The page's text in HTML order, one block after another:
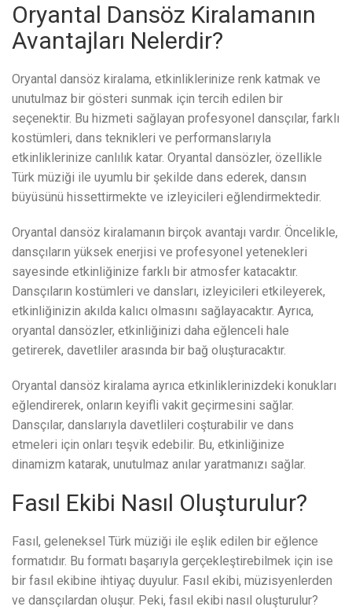
Oryantal Dansöz Kiralamanın
Avantajları Nelerdir?
Oryantal dansöz kiralama, etkinliklerinize renk katmak ve
unutulmaz bir gösteri sunmak için tercih edilen bir
seçenektir. Bu hizmeti sağlayan profesyonel dansçılar, farklı
kostümleri, dans teknikleri ve performanslarıyla
etkinliklerinize canlılık katar. Oryantal dansözler, özellikle
Türk müziği ile uyumlu bir şekilde dans ederek, dansın
büyüsünü hissettirmekte ve izleyicileri eğlendirmektedir.
Oryantal dansöz kiralamanın birçok avantajı vardır. Öncelikle,
dansçıların yüksek enerjisi ve profesyonel yetenekleri
sayesinde etkinliğinize farklı bir atmosfer katacaktır.
Dansçıların kostümleri ve dansları, izleyicileri etkileyerek,
etkinliğinizin akılda kalıcı olmasını sağlayacaktır. Ayrıca,
oryantal dansözler, etkinliğinizi daha eğlenceli hale
getirerek, davetliler arasında bir bağ oluşturacaktır.
Oryantal dansöz kiralama ayrıca etkinliklerinizdeki konukları
eğlendirerek, onların keyifli vakit geçirmesini sağlar.
Dansçılar, danslarıyla davetlileri coşturabilir ve dans
etmeleri için onları teşvik edebilir. Bu, etkinliğinize
dinamizm katarak, unutulmaz anılar yaratmanızı sağlar.
Fasıl Ekibi Nasıl Oluşturulur?
Fasıl, geleneksel Türk müziği ile eşlik edilen bir eğlence
formatıdır. Bu formatı başarıyla gerçekleştirebilmek için ise
bir fasıl ekibine ihtiyaç duyulur. Fasıl ekibi, müzisyenlerden
ve dansçılardan oluşur. Peki, fasıl ekibi nasıl oluşturulur?